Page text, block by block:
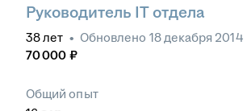
Руководитель IT отдела
38лет • Обновлено 18 декабря 2014
70 000 ₽
Общий опыт